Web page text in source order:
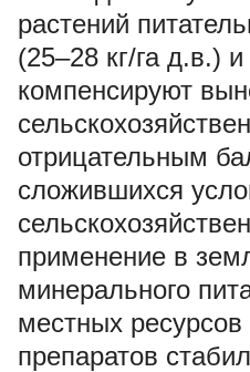
растений
(25–28 кг/га д.в.)
компенсируют
отрицательным
сложившихся
применение в
минерального
местных ресурсов
препаратов